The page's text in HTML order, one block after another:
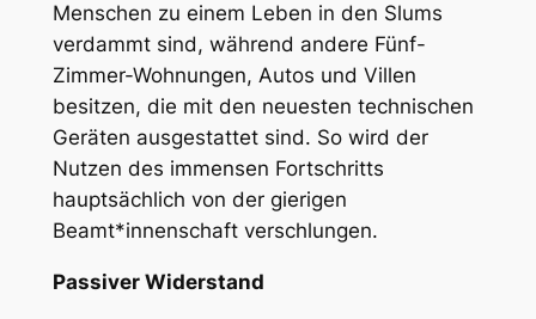
Menschen zu einem Leben in den Slums
verdammt sind, während andere Fünf-
Zimmer-Wohnungen, Autos und Villen
besitzen, die mit den neuesten technischen
Geräten ausgestattet sind. So wird der
Nutzen des immensen Fortschritts
hauptsächlich von der gierigen
Beamt*innenschaft verschlungen.
Passiver Widerstand